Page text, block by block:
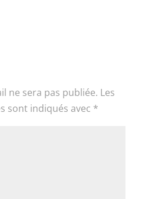
ne sera pas publiée. Les
sont indiqués avec *